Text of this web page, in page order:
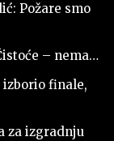
Požare smo
– nema…
izborio finale,
za izgradnju